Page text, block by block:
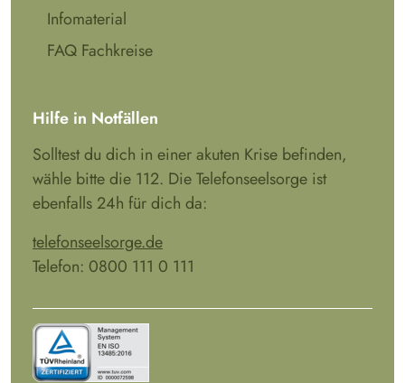
Infomaterial
FAQ Fachkreise
Hilfe in Notfällen
Solltest du dich in einer akuten Krise befinden,
wähle bitte die 112. Die Telefonseelsorge ist
ebenfalls 24h für dich da:
telefonseelsorge.de
Telefon: 0800 111 0 111